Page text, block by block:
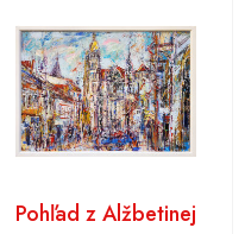
Pohľad z Alžbetinej